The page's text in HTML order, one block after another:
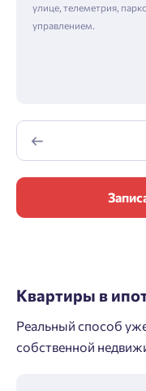
улице, телеметрия,
управлением.
Квартиры в
Реальный способ
собственной